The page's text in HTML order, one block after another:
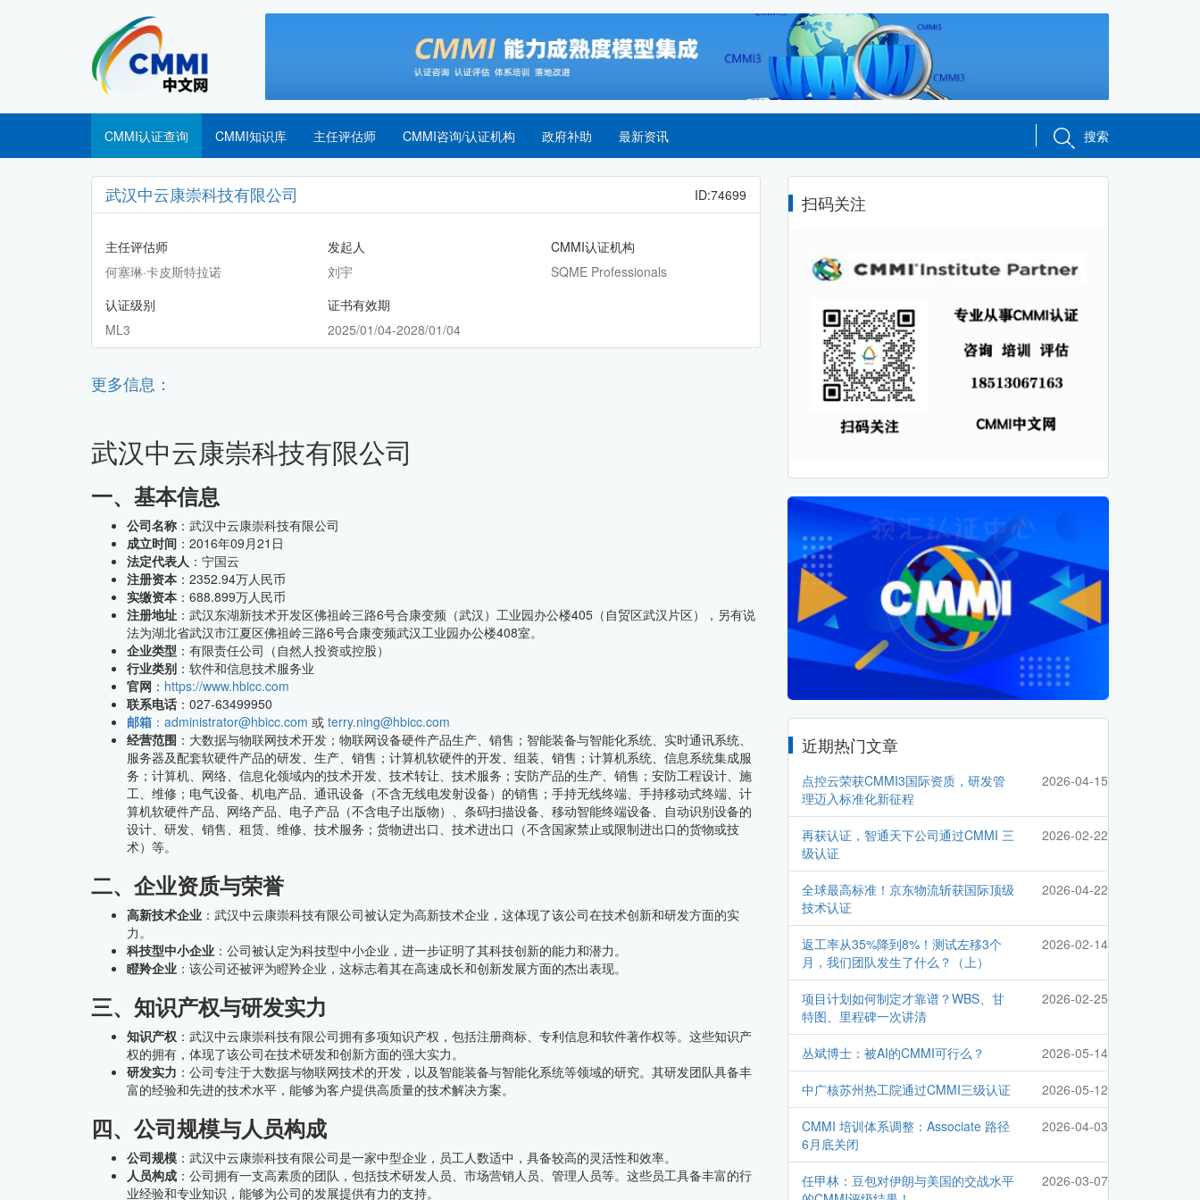
CMMI中文网
CMMI认证查询 CMMI知识库 主任评估师 CMMI咨询/认证机构 政府补助 最新资讯 搜索
武汉中云康崇科技有限公司 ID:74699
主任评估师
何塞琳·卡皮斯特拉诺
发起人
刘宇
CMMI认证机构
SQME Professionals
认证级别
ML3
证书有效期
2025/01/04-2028/01/04
更多信息：
武汉中云康崇科技有限公司
一、基本信息
公司名称 ：武汉中云康崇科技有限公司
成立时间 ：2016年09月21日
法定代表人 ：宁国云
注册资本 ：2352.94万人民币
实缴资本 ：688.899万人民币
注册地址 ：武汉东湖新技术开发区佛祖岭三路6号合康变频（武汉）工业园办公楼405（自贸区武汉片区），另有说
法为湖北省武汉市江夏区佛祖岭三路6号合康变频武汉工业园办公楼408室。
企业类型 ：有限责任公司（自然人投资或控股）
行业类别 ：软件和信息技术服务业
官网 ： https://www.hbicc.com
联系电话 ：027-63499950
邮箱 ：administrator@hbicc.com 或 terry.ning@hbicc.com
经营范围 ：大数据与物联网技术开发；物联网设备硬件产品生产、销售；智能装备与智能化系统、实时通讯系统、
服务器及配套软硬件产品的研发、生产、销售；计算机软硬件的开发、组装、销售；计算机系统、信息系统集成服
务；计算机、网络、信息化领域内的技术开发、技术转让、技术服务；安防产品的生产、销售；安防工程设计、施
工、维修；电气设备、机电产品、通讯设备（不含无线电发射设备）的销售；手持无线终端、手持移动式终端、计
算机软硬件产品、网络产品、电子产品（不含电子出版物）、条码扫描设备、移动智能终端设备、自动识别设备的
设计、研发、销售、租赁、维修、技术服务；货物进出口、技术进出口（不含国家禁止或限制进出口的货物或技
术）等。
二、企业资质与荣誉
高新技术企业 ：武汉中云康崇科技有限公司被认定为高新技术企业，这体现了该公司在技术创新和研发方面的实
力。
科技型中小企业 ：公司被认定为科技型中小企业，进一步证明了其科技创新的能力和潜力。
瞪羚企业 ：该公司还被评为瞪羚企业，这标志着其在高速成长和创新发展方面的杰出表现。
三、知识产权与研发实力
知识产权 ：武汉中云康崇科技有限公司拥有多项知识产权，包括注册商标、专利信息和软件著作权等。这些知识产
权的拥有，体现了该公司在技术研发和创新方面的强大实力。
研发实力 ：公司专注于大数据与物联网技术的开发，以及智能装备与智能化系统等领域的研究。其研发团队具备丰
富的经验和先进的技术水平，能够为客户提供高质量的技术解决方案。
四、公司规模与人员构成
公司规模 ：武汉中云康崇科技有限公司是一家中型企业，员工人数适中，具备较高的灵活性和效率。
人员构成 ：公司拥有一支高素质的团队，包括技术研发人员、市场营销人员、管理人员等。这些员工具备丰富的行
业经验和专业知识，能够为公司的发展提供有力的支持。
扫码关注
近期热门文章
点控云荣获CMMI3国际资质，研发管
理迈入标准化新征程
2026-04-15
再获认证，智通天下公司通过CMMI 三
级认证
2026-02-22
全球最高标准！京东物流斩获国际顶级
技术认证
2026-04-22
返工率从35%降到8%！测试左移3个
月，我们团队发生了什么？（上）
2026-02-14
项目计划如何制定才靠谱？WBS、甘
特图、里程碑一次讲清
2026-02-25
丛斌博士：被AI的CMMI可行么？ 2026-05-14
中广核苏州热工院通过CMMI三级认证 2026-05-12
CMMI 培训体系调整：Associate 路径
6月底关闭
2026-04-03
任甲林：豆包对伊朗与美国的交战水平
2026-03-07